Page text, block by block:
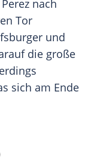
nach
Tor
und
die große
sich am Ende